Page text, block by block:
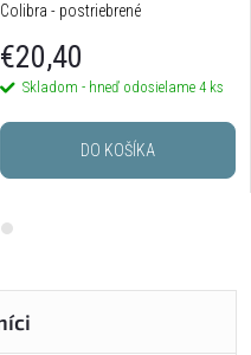
Colibra - postriebrené
€20,40
Skladom - hneď odosielame 4 ks
DO KOŠÍKA